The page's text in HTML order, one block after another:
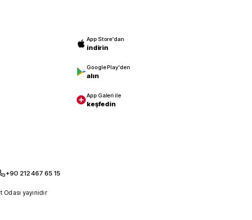
App Store'dan
indirin
Google Play'den
alın
App Galeri ile
keşfedin
+90 212 467 65 15
yayınıdır